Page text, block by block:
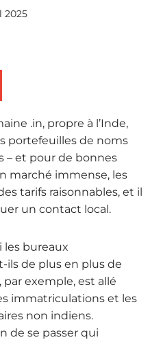
2025
.in, propre à l’Inde,
portefeuilles de noms
– et pour de bonnes
marché immense, les
tarifs raisonnables, et il
un contact local.
les bureaux
ils de plus en plus de
par exemple, est allé
immatriculations et les
non indiens.
de se passer qui